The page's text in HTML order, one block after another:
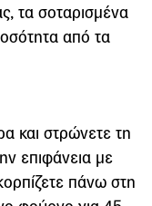
τα σοταρισμένα
από τα
και στρώνετε τη
επιφάνεια με
πάνω στη